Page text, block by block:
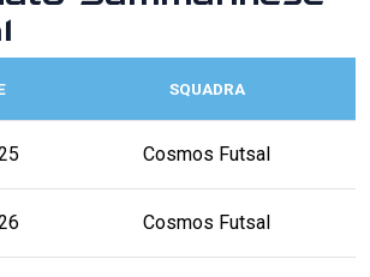
SQUADRA
Cosmos Futsal
Cosmos Futsal